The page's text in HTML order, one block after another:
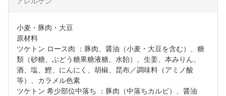
小麦・豚肉・大豆
原材料
ツケトン ロース肉 ：豚肉、醤油（小麦・大豆を含む）、糖
類（砂糖、ぶどう糖果糖液糖、水飴）、生姜、本みりん、
酒、塩、鰹、にんにく、胡椒、昆布／調味料（アミノ酸
等）、カラメル色素
ツケトン 希少部位中落ち ：豚肉（中落ちカルビ）、醤油